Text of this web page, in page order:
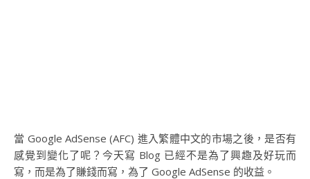
當 Google AdSense (AFC) 進入繁體中文的市場之後，是否有
感覺到變化了呢？今天寫 Blog 已經不是為了興趣及好玩而
寫，而是為了賺錢而寫，為了 Google AdSense 的收益。